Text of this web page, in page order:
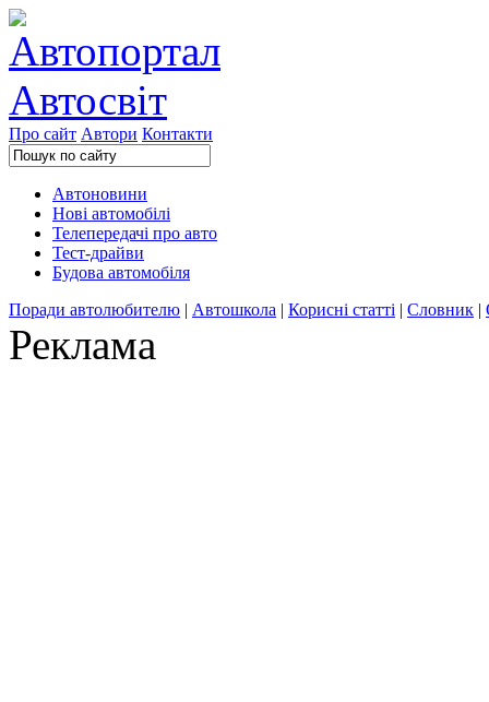
Про сайт Автори Контакти
Автоновини
Нові автомобілі
Телепередачі про авто
Тест-драйви
Будова автомобіля
Поради автолюбителю | Автошкола | Корисні статті | Словник |
Реклама